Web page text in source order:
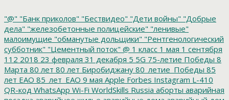
"@" "Банк приколов" "Бествидео" "Дети войны" "Добрые
дела" "железобетонные полицейские" "ленивые"
малоимущие "обманутые дольщики" "Рентгенологический
субботник" "Цементный поток" @ 1 класс 1 мая 1 сентября
112 2018 23 февраля 31 декабря 5 5G 75-летие Победы 8
Марта 80 лет 80 лет Биробиджану 80_летие_Победы 85
лет ЕАО 85_лет_ЕАО 9 мая Apple Forbes Instagram L-410
QR-код WhatsApp Wi-Fi WorldSkills Russia аборты аварийная